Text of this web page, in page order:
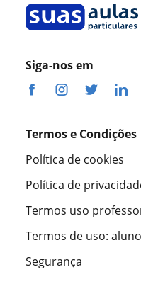
Siga-nos em
Termos e Condições
Política de cookies
Política de
Termos uso
Termos de uso:
Segurança